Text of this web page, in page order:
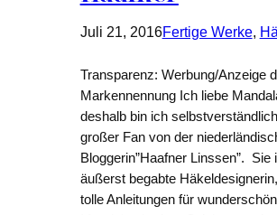
Juli 21, 2016Fertige Werke,
Transparenz: Werbung/Anzeige
Markennennung Ich liebe
deshalb bin ich
großer Fan von der
Bloggerin”Haafner Linssen”. Sie
äußerst begabte
tolle Anleitungen für